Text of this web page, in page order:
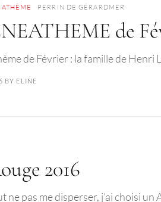
PERRIN DE GÉRARDMER
de
de Février : la famille de Henri
BY ELINE
2016
pas me disperser, j’ai choisi